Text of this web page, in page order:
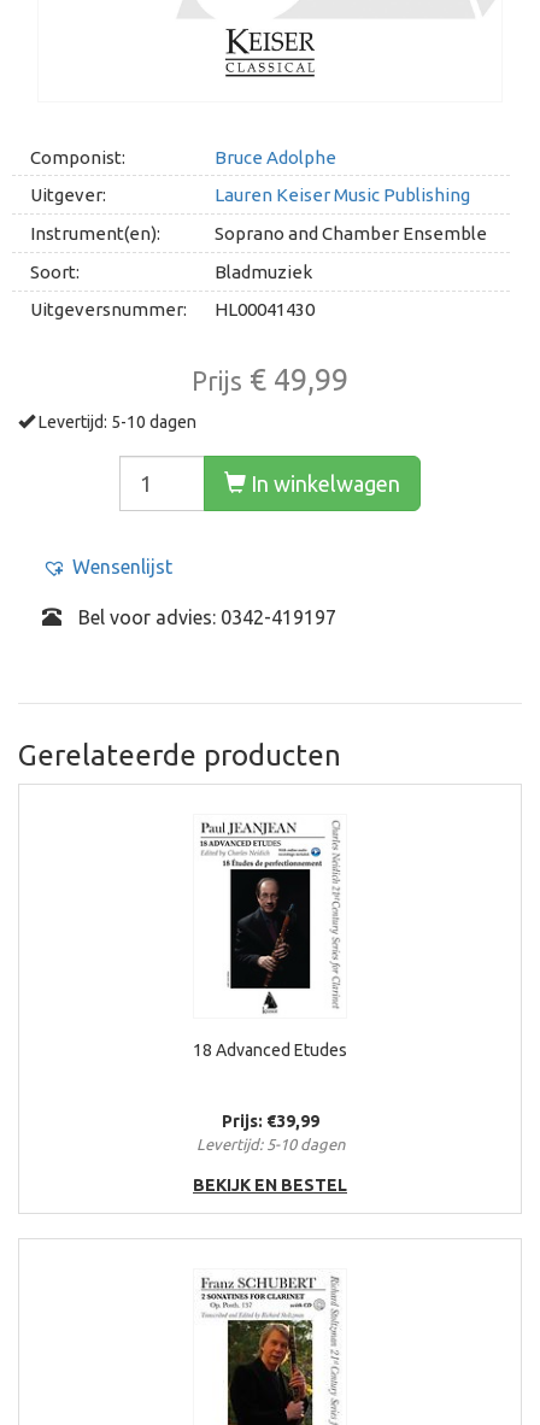
Componist:
Bruce Adolphe
Uitgever:
Lauren Keiser Music Publishing
Instrument(en):
Soprano and Chamber Ensemble
Soort:
Bladmuziek
Uitgeversnummer:
HL00041430
Prijs € 49,99
Levertijd: 5-10 dagen
In winkelwagen
Wensenlijst
Bel voor advies: 0342-419197
Gerelateerde producten
18 Advanced Etudes
Prijs: €39,99
Levertijd: 5-10 dagen
BEKIJK EN BESTEL